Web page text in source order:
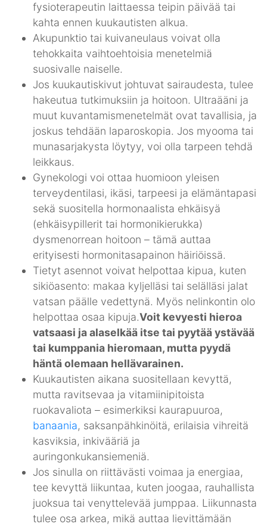
fysioterapeutin laittaessa teipin päivää tai
kahta ennen kuukautisten alkua.
Akupunktio tai kuivaneulaus voivat olla
tehokkaita vaihtoehtoisia menetelmiä
suosivalle naiselle.
Jos kuukautiskivut johtuvat sairaudesta, tulee
hakeutua tutkimuksiin ja hoitoon. Ultraääni ja
muut kuvantamismenetelmät ovat tavallisia, ja
joskus tehdään laparoskopia. Jos myooma tai
munasarjakysta löytyy, voi olla tarpeen tehdä
leikkaus.
Gynekologi voi ottaa huomioon yleisen
terveydentilasi, ikäsi, tarpeesi ja elämäntapasi
sekä suositella hormonaalista ehkäisyä
(ehkäisypillerit tai hormonikierukka)
dysmenorrean hoitoon – tämä auttaa
erityisesti hormonitasapainon häiriöissä.
Tietyt asennot voivat helpottaa kipua, kuten
sikiöasento: makaa kyljelläsi tai selälläsi jalat
vatsan päälle vedettynä. Myös nelinkontin olo
helpottaa osaa kipuja.Voit kevyesti hieroa
vatsaasi ja alaselkää itse tai pyytää ystävää
tai kumppania hieromaan, mutta pyydä
häntä olemaan hellävarainen.
Kuukautisten aikana suositellaan kevyttä,
mutta ravitsevaa ja vitamiinipitoista
ruokavaliota – esimerkiksi kaurapuuroa,
banaania, saksanpähkinöitä, erilaisia vihreitä
kasviksia, inkivääriä ja
auringonkukansiemeniä.
Jos sinulla on riittävästi voimaa ja energiaa,
tee kevyttä liikuntaa, kuten joogaa, rauhallista
juoksua tai venyttelevää jumppaa. Liikunnasta
tulee osa arkea, mikä auttaa lievittämään